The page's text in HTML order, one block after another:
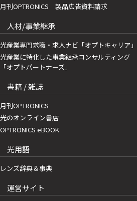
月刊OPTRONICS 製品広告資料請求
人材/事業継承
光産業専門求職・求人ナビ「オプトキャリア」
光産業に特化した事業継承コンサルティング
「オプトパートナーズ」
書籍 / 雑誌
月刊OPTRONICS
光のオンライン書店
OPTRONICS eBOOK
光用語
レンズ辞典＆事典
運営サイト